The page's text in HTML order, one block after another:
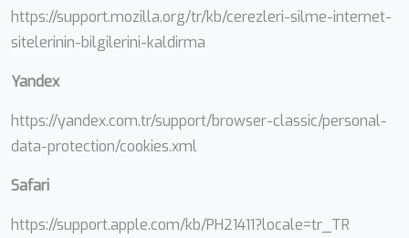
https://support.mozilla.org/tr/kb/cerezleri-silme-internet-
sitelerinin-bilgilerini-kaldirma
Yandex
https://yandex.com.tr/support/browser-classic/personal-
data-protection/cookies.xml
Safari
https://support.apple.com/kb/PH21411?locale=tr_TR